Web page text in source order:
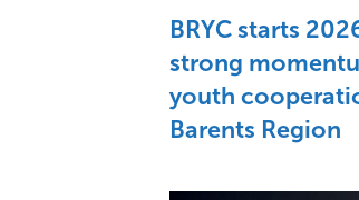
BRYC starts
strong
youth
Barents Region